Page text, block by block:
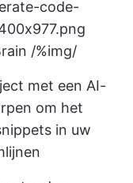
code-
/%img/
met een AI-
om het
in uw